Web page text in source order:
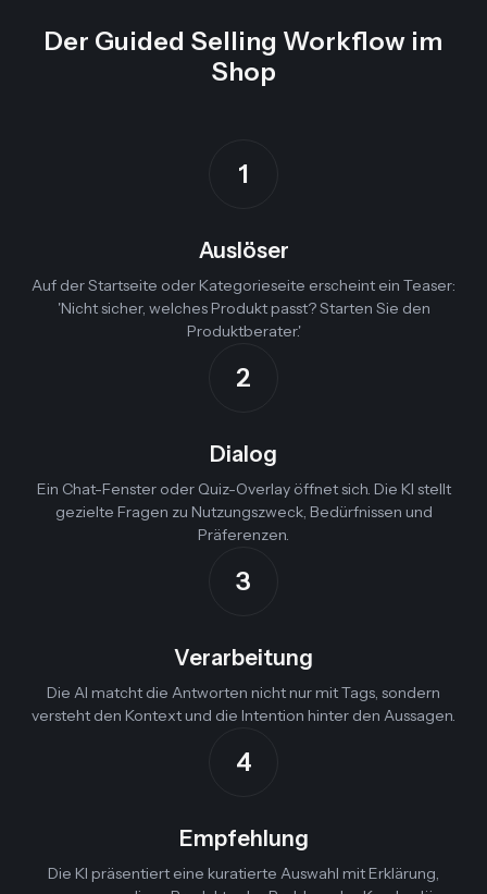
Der Guided Selling Workflow im
Shop
1
Auslöser
Auf der Startseite oder Kategorieseite erscheint ein Teaser:
'Nicht sicher, welches Produkt passt? Starten Sie den
Produktberater.'
2
Dialog
Ein Chat-Fenster oder Quiz-Overlay öffnet sich. Die KI stellt
gezielte Fragen zu Nutzungszweck, Bedürfnissen und
Präferenzen.
3
Verarbeitung
Die AI matcht die Antworten nicht nur mit Tags, sondern
versteht den Kontext und die Intention hinter den Aussagen.
4
Empfehlung
Die KI präsentiert eine kuratierte Auswahl mit Erklärung,